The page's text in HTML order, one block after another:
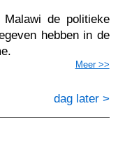
de politieke
hebben in de
Meer >>
dag later >